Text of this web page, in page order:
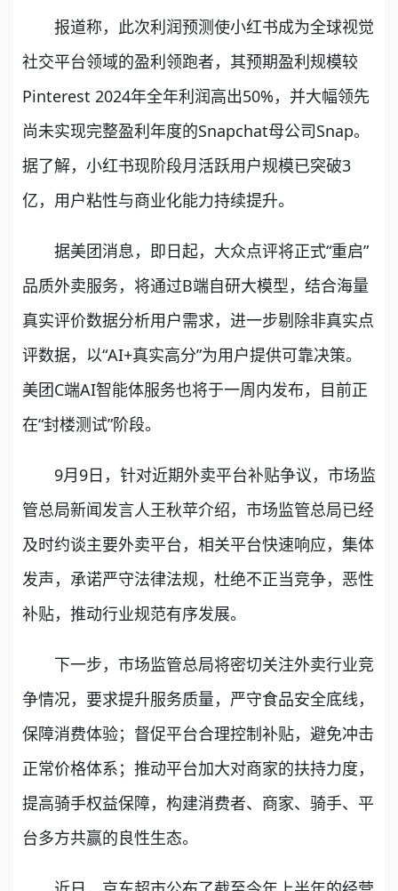
报道称，此次利润预测使小红书成为全球视觉
社交平台领域的盈利领跑者，其预期盈利规模较
Pinterest 2024年全年利润高出50%，并大幅领先
尚未实现完整盈利年度的Snapchat母公司Snap。
据了解，小红书现阶段月活跃用户规模已突破3
亿，用户粘性与商业化能力持续提升。
据美团消息，即日起，大众点评将正式“重启”
品质外卖服务，将通过B端自研大模型，结合海量
真实评价数据分析用户需求，进一步剔除非真实点
评数据，以“AI+真实高分”为用户提供可靠决策。
美团C端AI智能体服务也将于一周内发布，目前正
在“封楼测试”阶段。
9月9日，针对近期外卖平台补贴争议，市场监
管总局新闻发言人王秋苹介绍，市场监管总局已经
及时约谈主要外卖平台，相关平台快速响应，集体
发声，承诺严守法律法规，杜绝不正当竞争，恶性
补贴，推动行业规范有序发展。
下一步，市场监管总局将密切关注外卖行业竞
争情况，要求提升服务质量，严守食品安全底线，
保障消费体验；督促平台合理控制补贴，避免冲击
正常价格体系；推动平台加大对商家的扶持力度，
提高骑手权益保障，构建消费者、商家、骑手、平
台多方共赢的良性生态。